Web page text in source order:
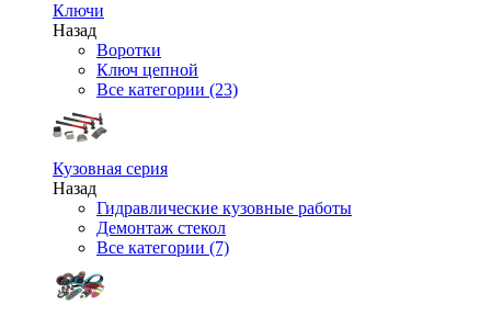
Ключи
Назад
Воротки
Ключ цепной
Все категории (23)
Кузовная серия
Назад
Гидравлические кузовные работы
Демонтаж стекол
Все категории (7)